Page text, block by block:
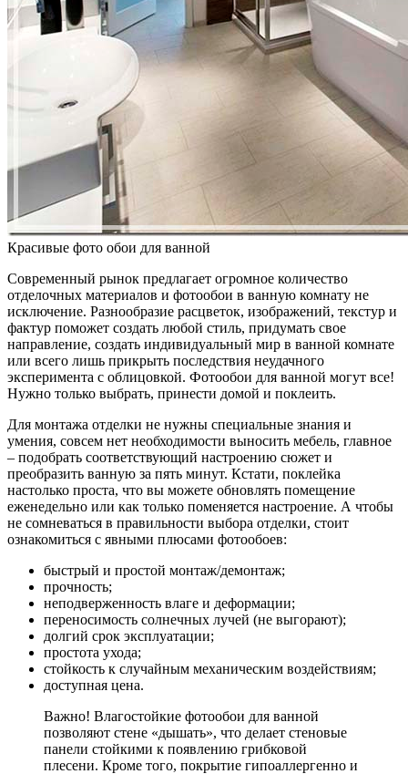
Красивые фото обои для ванной
Современный рынок предлагает огромное количество
отделочных материалов и фотообои в ванную комнату не
исключение. Разнообразие расцветок, изображений, текстур и
фактур поможет создать любой стиль, придумать свое
направление, создать индивидуальный мир в ванной комнате
или всего лишь прикрыть последствия неудачного
эксперимента с облицовкой. Фотообои для ванной могут все!
Нужно только выбрать, принести домой и поклеить.
Для монтажа отделки не нужны специальные знания и
умения, совсем нет необходимости выносить мебель, главное
– подобрать соответствующий настроению сюжет и
преобразить ванную за пять минут. Кстати, поклейка
настолько проста, что вы можете обновлять помещение
еженедельно или как только поменяется настроение. А чтобы
не сомневаться в правильности выбора отделки, стоит
ознакомиться с явными плюсами фотообоев:
быстрый и простой монтаж/демонтаж;
прочность;
неподверженность влаге и деформации;
переносимость солнечных лучей (не выгорают);
долгий срок эксплуатации;
простота ухода;
стойкость к случайным механическим воздействиям;
доступная цена.
Важно! Влагостойкие фотообои для ванной
позволяют стене «дышать», что делает стеновые
панели стойкими к появлению грибковой
плесени. Кроме того, покрытие гипоаллергенно и